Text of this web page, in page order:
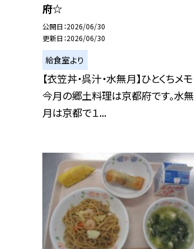
府☆
公開日 2026/06/30
更新日 2026/06/30
給食室より
【衣笠丼・呉汁・水無月】ひとくちメモ
今月の郷土料理は京都府です。水無
月は京都で１...